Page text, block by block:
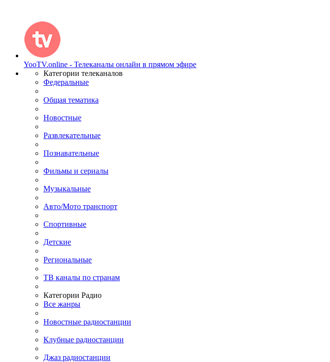
YooTV.online - Телеканалы онлайн в прямом эфире
Категории телеканалов
Федеральные
Общая тематика
Новостные
Развлекательные
Познавательные
Фильмы и сериалы
Музыкальные
Авто/Мото транспорт
Спортивные
Детские
Региональные
ТВ каналы по странам
Категории Радио
Все жанры
Новостные радиостанции
Клубные радиостанции
Джаз радиостанции